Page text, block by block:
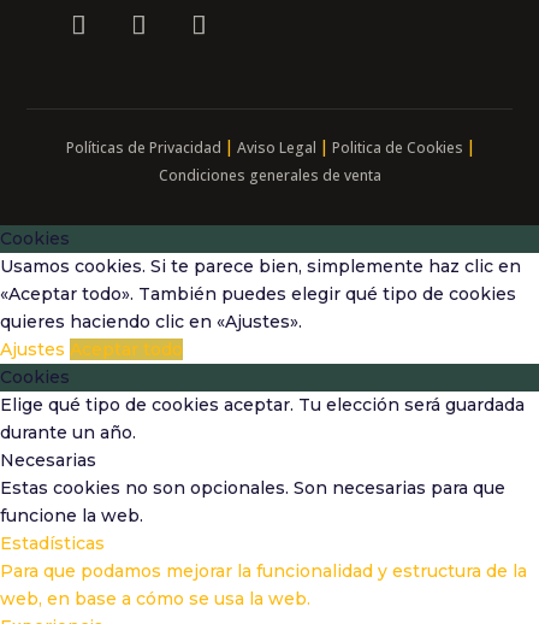
Políticas de Privacidad | Aviso Legal | Politica de Cookies |
Condiciones generales de venta
Cookies
Usamos cookies. Si te parece bien, simplemente haz clic en
«Aceptar todo». También puedes elegir qué tipo de cookies
quieres haciendo clic en «Ajustes».
Ajustes Aceptar todo
Cookies
Elige qué tipo de cookies aceptar. Tu elección será guardada
durante un año.
Necesarias
Estas cookies no son opcionales. Son necesarias para que
funcione la web.
Estadísticas
Para que podamos mejorar la funcionalidad y estructura de la
web, en base a cómo se usa la web.